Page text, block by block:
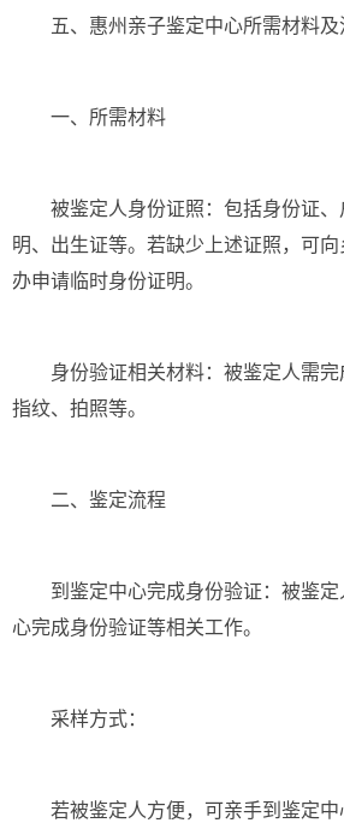
五、惠州亲子鉴定中心所需材料及
一、所需材料
被鉴定人身份证照：包括身份证、
明、出生证等。若缺少上述证照，可
办申请临时身份证明。
身份验证相关材料：被鉴定人需完
指纹、拍照等。
二、鉴定流程
到鉴定中心完成身份验证：被鉴定
心完成身份验证等相关工作。
采样方式：
若被鉴定人方便，可亲手到鉴定中